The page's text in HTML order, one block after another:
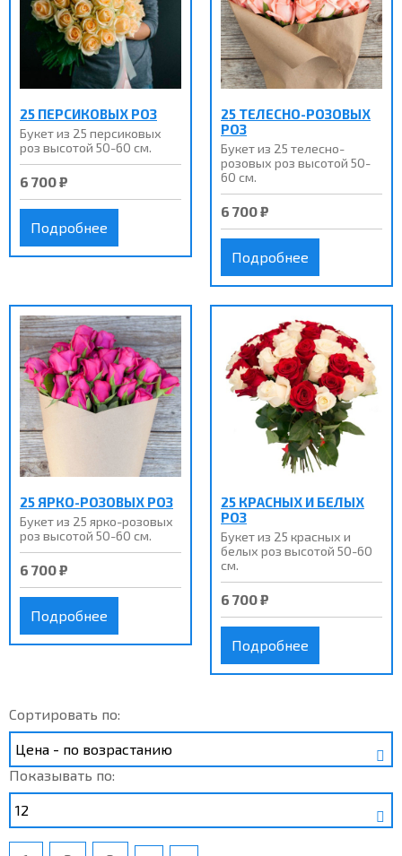
25 ПЕРСИКОВЫХ РОЗ
Букет из 25 персиковых
роз высотой 50-60 см.
6 700 ₽
Подробнее
25 ТЕЛЕСНО-РОЗОВЫХ
РОЗ
Букет из 25 телесно-
розовых роз высотой 50-
60 см.
6 700 ₽
Подробнее
25 ЯРКО-РОЗОВЫХ РОЗ
Букет из 25 ярко-розовых
роз высотой 50-60 см.
6 700 ₽
Подробнее
25 КРАСНЫХ И БЕЛЫХ
РОЗ
Букет из 25 красных и
белых роз высотой 50-60
см.
6 700 ₽
Подробнее
Сортировать по:
Показывать по: